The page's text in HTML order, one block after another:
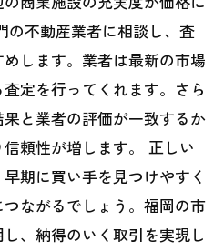
の不動産業者に相談し、査
します。業者は最新の市場
定を行ってくれます。さら
と業者の評価が一致するか
頼性が増します。 正しい
期に買い手を見つけやすく
ながるでしょう。福岡の市
、納得のいく取引を実現し